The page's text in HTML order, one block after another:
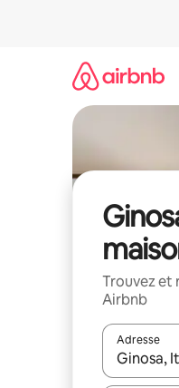
Trouvez et
Airbnb
Adresse
Lorsque